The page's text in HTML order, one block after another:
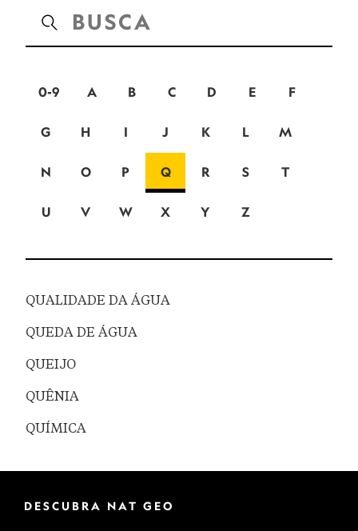
0-9 A B C D E F
G H I J K L M
N O P Q R S T
U V W X Y Z
QUALIDADE DA ÁGUA
QUEDA DE ÁGUA
QUEIJO
QUÊNIA
QUÍMICA
DESCUBRA NAT GEO